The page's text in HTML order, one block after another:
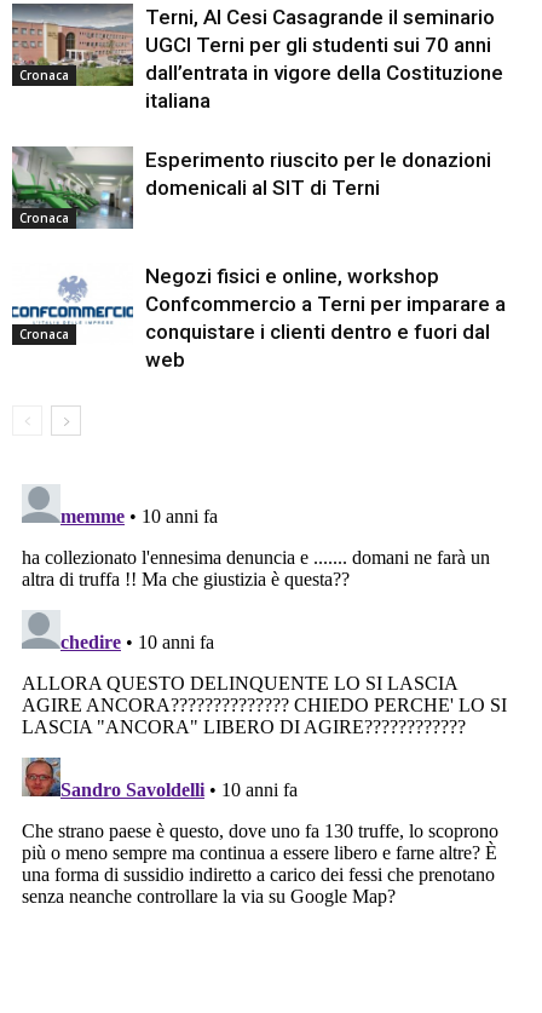
Cronaca
Terni, Al Cesi Casagrande il seminario
UGCI Terni per gli studenti sui 70 anni
dall’entrata in vigore della Costituzione
italiana
Cronaca
Esperimento riuscito per le donazioni
domenicali al SIT di Terni
Cronaca
Negozi fisici e online, workshop
Confcommercio a Terni per imparare a
conquistare i clienti dentro e fuori dal
web